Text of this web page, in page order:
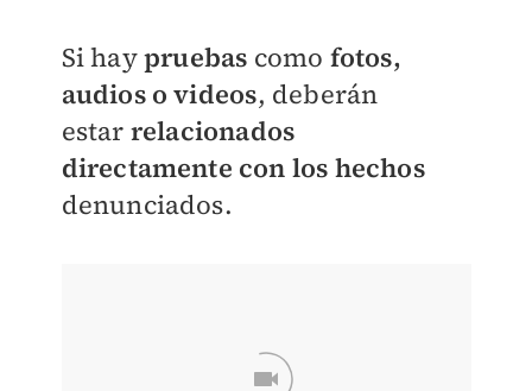
Si haypruebas como fotos,
audios o videos, deberán
estar relacionados
directamente con los hechos
denunciados.